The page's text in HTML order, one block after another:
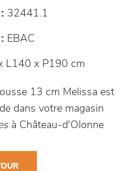
32441.1
EBAC
L140 x P190 cm
13 cm Melissa est
dans votre magasin
à Château-d'Olonne